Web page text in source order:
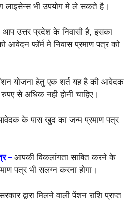
लाइसेन्स भी उपयोग मे ले सकते है।
आप उत्तर प्रदेश के निवासी है, इसका
आवेदन फॉर्म मे निवास प्रमाण पत्र को
योजना हेतु एक शर्त यह है की आवेदक
से अधिक नही होनी चाहिए।
के पास खुद का जन्म प्रमाण पत्र
– आपकी विकलांगता साबित करने के
पत्र भी सलग्न करना होगा।
द्वारा मिलने वाली पेंशन राशि प्राप्त